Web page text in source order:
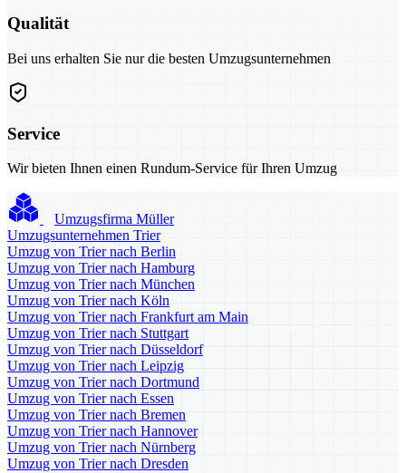
Qualität
Bei uns erhalten Sie nur die besten Umzugsunternehmen
Service
Wir bieten Ihnen einen Rundum-Service für Ihren Umzug
Umzugsfirma Müller
Umzugsunternehmen Trier
Umzug von Trier nach Berlin
Umzug von Trier nach Hamburg
Umzug von Trier nach München
Umzug von Trier nach Köln
Umzug von Trier nach Frankfurt am Main
Umzug von Trier nach Stuttgart
Umzug von Trier nach Düsseldorf
Umzug von Trier nach Leipzig
Umzug von Trier nach Dortmund
Umzug von Trier nach Essen
Umzug von Trier nach Bremen
Umzug von Trier nach Hannover
Umzug von Trier nach Nürnberg
Umzug von Trier nach Dresden